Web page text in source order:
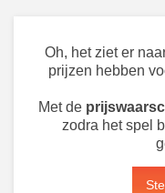
Oh, het ziet er
prijzen hebben
Met de
zodra het spel